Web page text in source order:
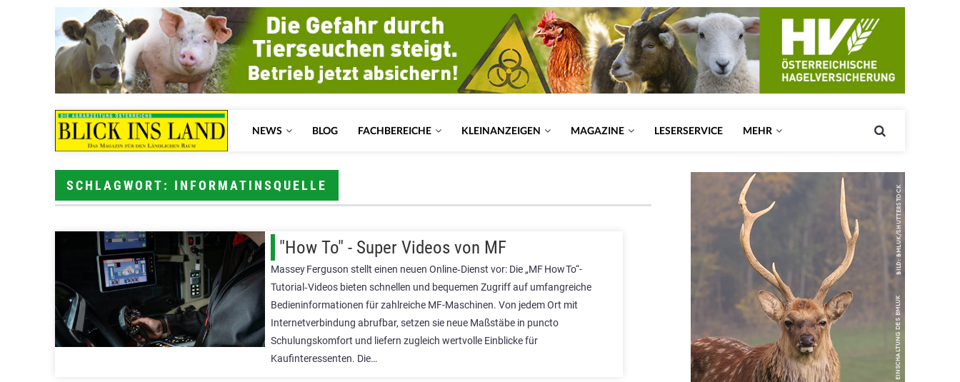
NEWS BLOG FACHBEREICHE KLEINANZEIGEN MAGAZINE LESERSERVICE MEHR
SCHLAGWORT: INFORMATINSQUELLE
"How To" - Super Videos von MF
Massey Ferguson stellt einen neuen Online‑Dienst vor: Die „MF How To“-
Tutorial‑Videos bieten schnellen und bequemen Zugriff auf umfangreiche
Bedieninformationen für zahlreiche MF-Maschinen. Von jedem Ort mit
Internetverbindung abrufbar, setzen sie neue Maßstäbe in puncto
Schulungskomfort und liefern zugleich wertvolle Einblicke für
Kaufinteressenten. Die…